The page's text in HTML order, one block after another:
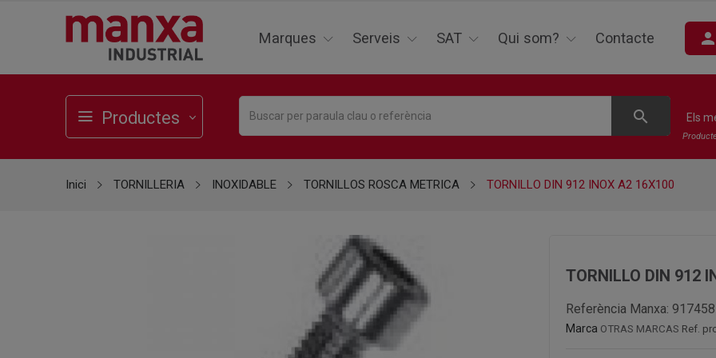
Marques Serveis SAT Qui som? Contacte person
Productes search Els
Inici TORNILLERIA INOXIDABLE TORNILLOS ROSCA METRICA TORNILLO DIN 912 INOX A2 16X100
TORNILLO DIN 912
Referència Manxa: 917458
Marca OTRAS MARCAS Ref.